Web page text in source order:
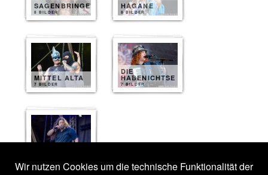
SAGENBRINGER
8 BILDER
HAGANE
8 BILDER
MITTEL ALTA
7 BILDER
DIE
HABENICHTSE
7 BILDER